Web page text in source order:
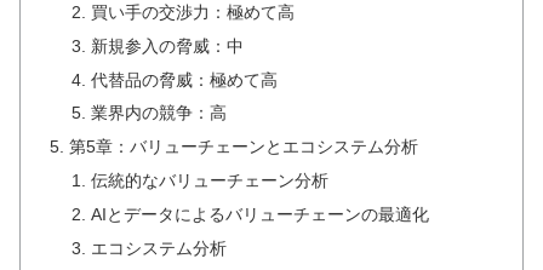
買い手の交渉力：極めて高
新規参入の脅威：中
代替品の脅威：極めて高
業界内の競争：高
第5章：バリューチェーンとエコシステム分析
伝統的なバリューチェーン分析
AIとデータによるバリューチェーンの最適化
エコシステム分析